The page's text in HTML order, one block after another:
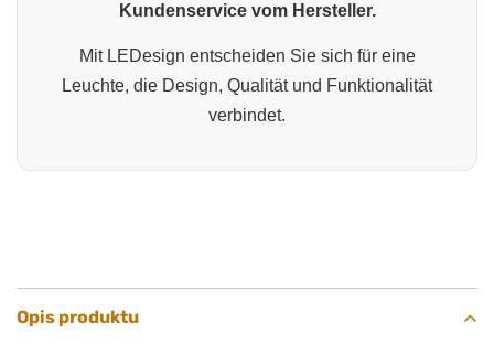
Kundenservice vom Hersteller.
Mit LEDesign entscheiden Sie sich für eine
Leuchte, die Design, Qualität und Funktionalität
verbindet.
Opis produktu